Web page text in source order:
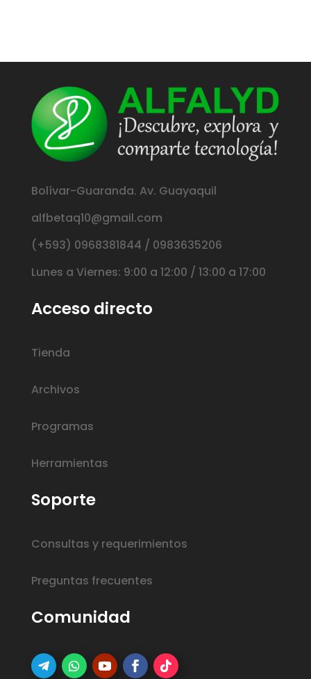
Bolívar-Guaranda. Av. Guayaquil
alfbetaq10@gmail.com
(+593) 0968381844 / 0983635206
Lunes a Viernes: 9:00 a 12:00 / 13:00 a 17:00
Acceso directo
Tienda
Archivos
Programas
Herramientas
Soporte
Consultas y requerimientos
Preguntas frecuentes
Comunidad